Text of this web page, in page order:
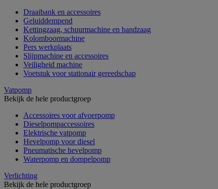
Draaibank en accessoires
Geluiddempend
Kettingzaag, schuurmachine en bandzaag
Kolomboormachine
Pers werkplaats
Slijpmachine en accessoires
Veiligheid machine
Voetstuk voor stationair gereedschap
Vatpomp
Bekijk de hele productgroep
Accessoires voor afvoerpomp
Dieselpompaccessoires
Elektrische vatpomp
Hevelpomp voor diesel
Pneumatische hevelpomp
Waterpomp en dompelpomp
Verlichting
Bekijk de hele productgroep